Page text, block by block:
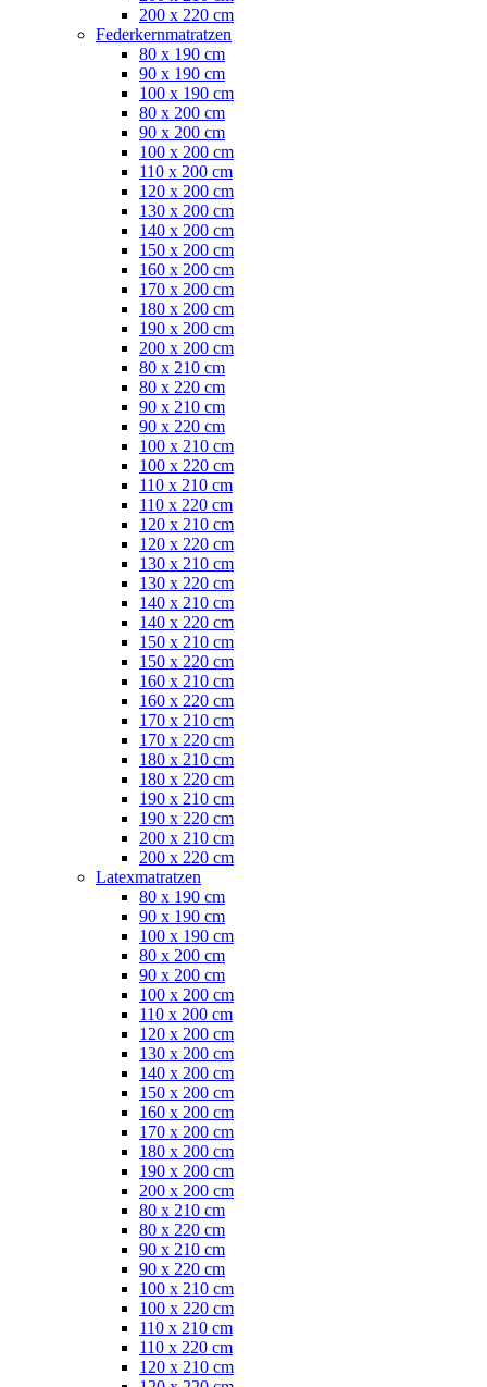
200 x 220 cm
Federkernmatratzen
80 x 190 cm
90 x 190 cm
100 x 190 cm
80 x 200 cm
90 x 200 cm
100 x 200 cm
110 x 200 cm
120 x 200 cm
130 x 200 cm
140 x 200 cm
150 x 200 cm
160 x 200 cm
170 x 200 cm
180 x 200 cm
190 x 200 cm
200 x 200 cm
80 x 210 cm
80 x 220 cm
90 x 210 cm
90 x 220 cm
100 x 210 cm
100 x 220 cm
110 x 210 cm
110 x 220 cm
120 x 210 cm
120 x 220 cm
130 x 210 cm
130 x 220 cm
140 x 210 cm
140 x 220 cm
150 x 210 cm
150 x 220 cm
160 x 210 cm
160 x 220 cm
170 x 210 cm
170 x 220 cm
180 x 210 cm
180 x 220 cm
190 x 210 cm
190 x 220 cm
200 x 210 cm
200 x 220 cm
Latexmatratzen
80 x 190 cm
90 x 190 cm
100 x 190 cm
80 x 200 cm
90 x 200 cm
100 x 200 cm
110 x 200 cm
120 x 200 cm
130 x 200 cm
140 x 200 cm
150 x 200 cm
160 x 200 cm
170 x 200 cm
180 x 200 cm
190 x 200 cm
200 x 200 cm
80 x 210 cm
80 x 220 cm
90 x 210 cm
90 x 220 cm
100 x 210 cm
100 x 220 cm
110 x 210 cm
110 x 220 cm
120 x 210 cm